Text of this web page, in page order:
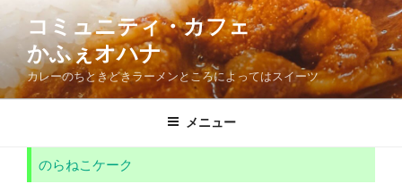
コ
ツ
コミュニティ・カフェ
かふぇオハナ
カレーのちときどきラーメンところによってはスイーツ
メニュー
のらねこケーク